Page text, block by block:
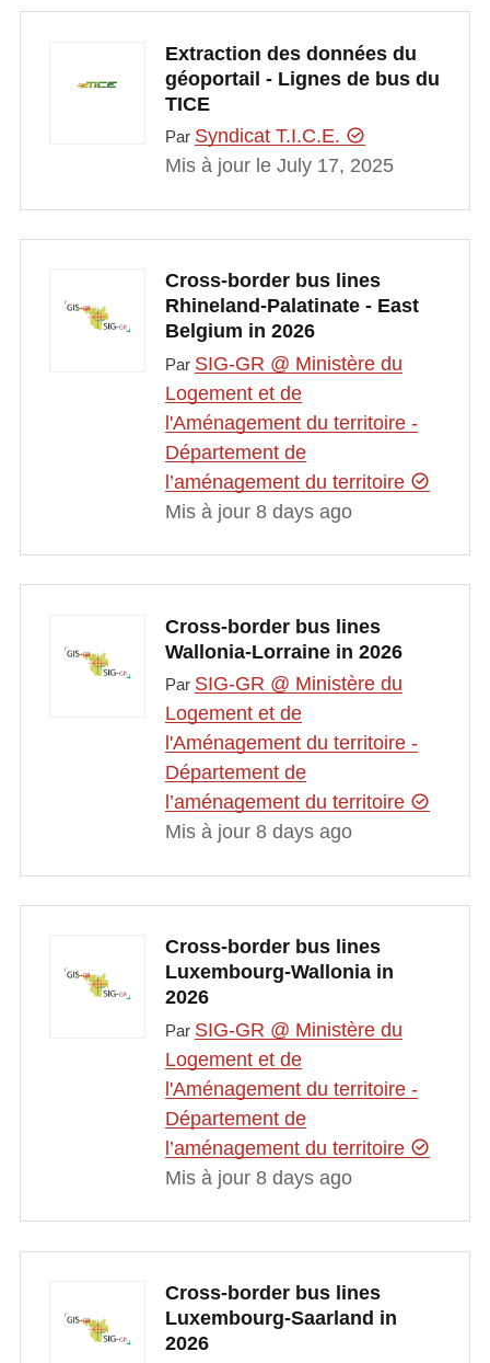
Extraction des données du
géoportail - Lignes de bus du
TICE
Par Syndicat T.I.C.E.
Mis à jour le July 17, 2025
Cross-border bus lines
Rhineland-Palatinate - East
Belgium in 2026
Par SIG-GR @ Ministère du
Logement et de
l'Aménagement du territoire -
Département de
l’aménagement du territoire
Mis à jour 8 days ago
Cross-border bus lines
Wallonia-Lorraine in 2026
Par SIG-GR @ Ministère du
Logement et de
l'Aménagement du territoire -
Département de
l’aménagement du territoire
Mis à jour 8 days ago
Cross-border bus lines
Luxembourg-Wallonia in
2026
Par SIG-GR @ Ministère du
Logement et de
l'Aménagement du territoire -
Département de
l’aménagement du territoire
Mis à jour 8 days ago
Cross-border bus lines
Luxembourg-Saarland in
2026